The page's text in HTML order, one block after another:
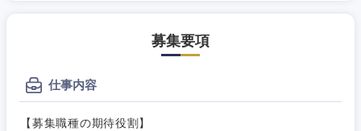
募集要項
仕事内容
【募集職種の期待役割】